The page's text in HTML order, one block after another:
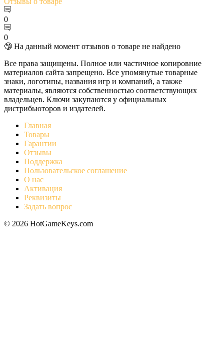
0
0
🤥 На данный момент отзывов о товаре не найдено
Все права защищены. Полное или частичное копировние
материалов сайта запрещено. Все упомянутые товарные
знаки, логотипы, названия игр и компаний, а также
материалы, являются собственностью соответствующих
владельцев. Ключи закупаются у официальных
дистрибьюторов и издателей.
Главная
Товары
Гарантии
Отзывы
Поддержка
Пользовательское соглашение
О нас
Активация
Реквизиты
Задать вопрос
© 2026 HotGameKeys.com